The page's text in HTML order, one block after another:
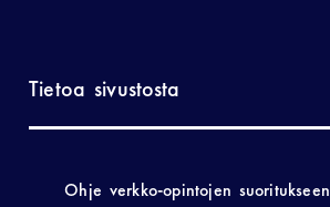
Tietoa sivustosta
Ohje verkko-opintojen suoritukseen